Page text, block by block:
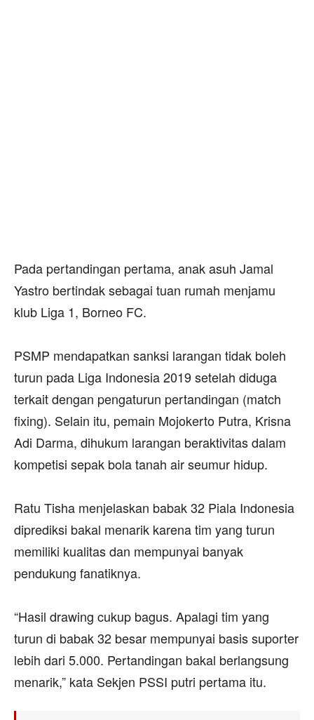
Pada pertandingan pertama, anak asuh Jamal
Yastro bertindak sebagai tuan rumah menjamu
klub Liga 1, Borneo FC.
PSMP mendapatkan sanksi larangan tidak boleh
turun pada Liga Indonesia 2019 setelah diduga
terkait dengan pengaturun pertandingan (match
fixing). Selain itu, pemain Mojokerto Putra, Krisna
Adi Darma, dihukum larangan beraktivitas dalam
kompetisi sepak bola tanah air seumur hidup.
Ratu Tisha menjelaskan babak 32 Piala Indonesia
diprediksi bakal menarik karena tim yang turun
memiliki kualitas dan mempunyai banyak
pendukung fanatiknya.
“Hasil drawing cukup bagus. Apalagi tim yang
turun di babak 32 besar mempunyai basis suporter
lebih dari 5.000. Pertandingan bakal berlangsung
menarik,” kata Sekjen PSSI putri pertama itu.